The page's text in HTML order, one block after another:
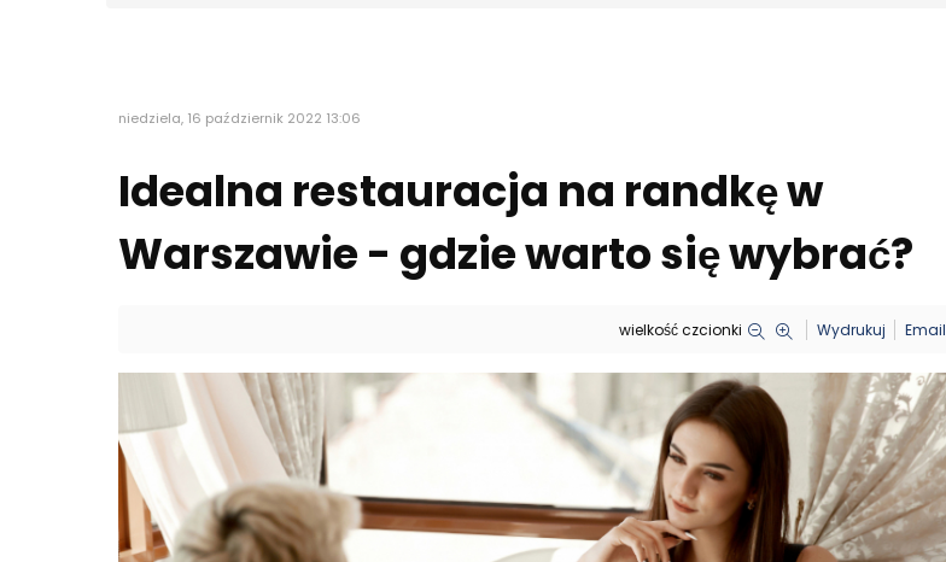
niedziela, 16 październik 2022 13:06
Idealna restauracja na randkę w
Warszawie - gdzie warto się wybrać?
wielkość czcionki Wydrukuj Email